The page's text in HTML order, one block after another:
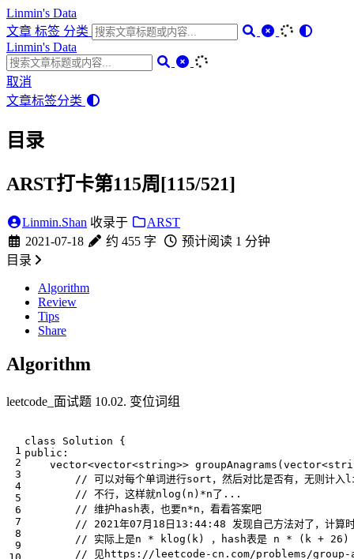
Linmin's Data
文章 标签 分类
Linmin's Data
取消
文章标签分类
目录
ARST打卡第115周[115/521]
Linmin.Shan 收录于
ARST
2021-07-18
约 455 字
预计阅读 1 分钟
目录
Algorithm
Review
Tips
Share
Algorithm
leetcode_面试题 10.02. 变位词组
class Solution
{
public :
vector<vector<string>> groupAnagrams (vector<